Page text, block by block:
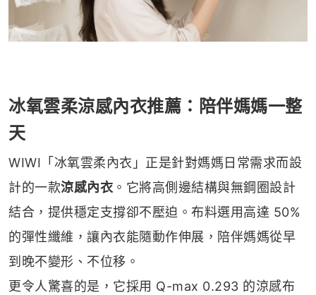
冰氧雲柔涼感內衣推薦：陪伴媽媽一整
天
WIWI「冰氧雲柔內衣」正是針對媽媽日常需求而設
計的一款涼感內衣 。它將高側邊結構與無鋼圈設計
結合，提供穩定支撐卻不壓迫。布料選用高達 50%
的彈性纖維，讓內衣能隨動作伸展，陪伴媽媽從早
到晚不變形、不位移。
更令人驚喜的是，它採用 Q-max 0.293 的涼感布